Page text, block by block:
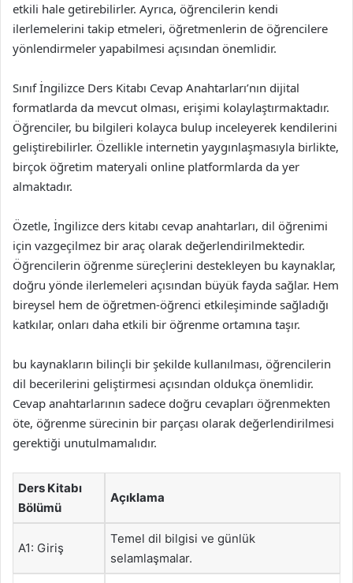
etkili hale getirebilirler. Ayrıca, öğrencilerin kendi
ilerlemelerini takip etmeleri, öğretmenlerin de öğrencilere
yönlendirmeler yapabilmesi açısından önemlidir.
Sınıf İngilizce Ders Kitabı Cevap Anahtarları’nın dijital
formatlarda da mevcut olması, erişimi kolaylaştırmaktadır.
Öğrenciler, bu bilgileri kolayca bulup inceleyerek kendilerini
geliştirebilirler. Özellikle internetin yaygınlaşmasıyla birlikte,
birçok öğretim materyali online platformlarda da yer
almaktadır.
Özetle, İngilizce ders kitabı cevap anahtarları, dil öğrenimi
için vazgeçilmez bir araç olarak değerlendirilmektedir.
Öğrencilerin öğrenme süreçlerini destekleyen bu kaynaklar,
doğru yönde ilerlemeleri açısından büyük fayda sağlar. Hem
bireysel hem de öğretmen-öğrenci etkileşiminde sağladığı
katkılar, onları daha etkili bir öğrenme ortamına taşır.
bu kaynakların bilinçli bir şekilde kullanılması, öğrencilerin
dil becerilerini geliştirmesi açısından oldukça önemlidir.
Cevap anahtarlarının sadece doğru cevapları öğrenmekten
öte, öğrenme sürecinin bir parçası olarak değerlendirilmesi
gerektiği unutulmamalıdır.
Ders Kitabı
Bölümü
Açıklama
A1: Giriş
Temel dil bilgisi ve günlük
selamlaşmalar.